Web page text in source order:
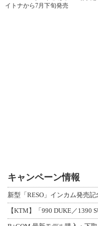
イトナから7月下旬発売
キャンペーン情報
【KTM】「990 DUKE／1390